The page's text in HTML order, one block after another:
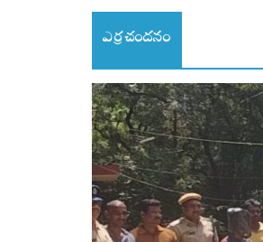
ఎర్రచందనం